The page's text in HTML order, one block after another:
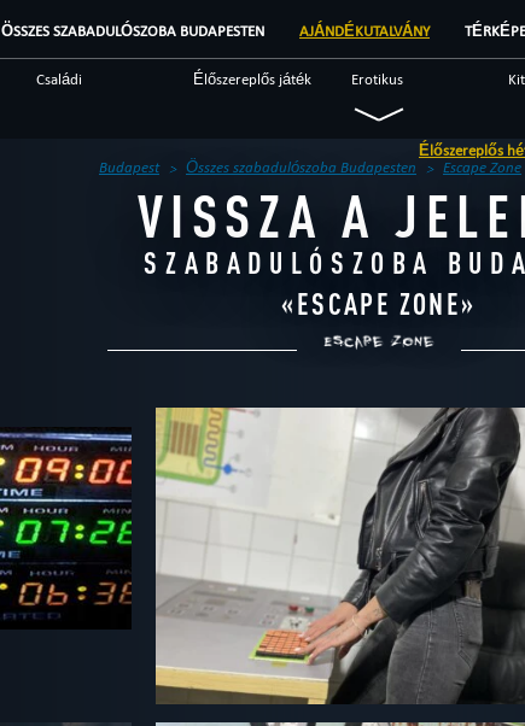
ÖSSZES SZABADULÓSZOBA BUDAPESTEN AJÁNDÉKUTALVÁNY TÉRKÉPE
Családi Élőszereplős játék Erotikus
Misztikus
Történelmi Fantasy Szokatlan
Szabadulószoba Brendek
Élőszereplős hétvége! Augusztus 15-
Budapest Összes szabadulószoba Budapesten Escape Zone
VISSZA A
SZABADULÓSZOBA
«ESCAPE ZONE»